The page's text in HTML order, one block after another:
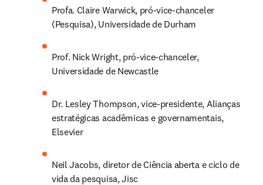
Profa. Claire Warwick, pró-vice-chanceler
(Pesquisa), Universidade de Durham
Prof. Nick Wright, pró-vice-chanceler,
Universidade de Newcastle
Dr. Lesley Thompson, vice-presidente, Alianças
estratégicas acadêmicas e governamentais,
Elsevier
Neil Jacobs, diretor de Ciência aberta e ciclo de
vida da pesquisa, Jisc